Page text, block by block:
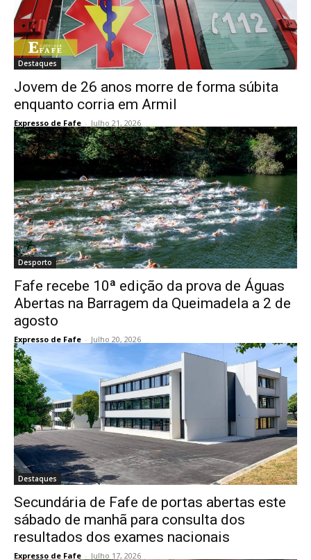
Destaques
Jovem de 26 anos morre de forma súbita
enquanto corria em Armil
Expresso de Fafe - Julho 21, 2026
Desporto
Fafe recebe 10ª edição da prova de Águas
Abertas na Barragem da Queimadela a 2 de
agosto
Expresso de Fafe - Julho 20, 2026
Destaques
Secundária de Fafe de portas abertas este
sábado de manhã para consulta dos
resultados dos exames nacionais
Expresso de Fafe - Julho 17, 2026